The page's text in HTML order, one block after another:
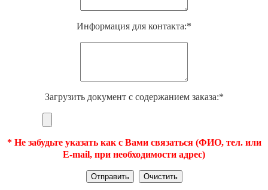
Информация для контакта:*
Загрузить документ с содержанием заказа:*
* Не забудьте указать как с Вами связаться (ФИО, тел. или
E-mail, при необходимости адрес)